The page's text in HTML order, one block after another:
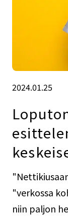
2024.01.25
"verkossa
niin paljon